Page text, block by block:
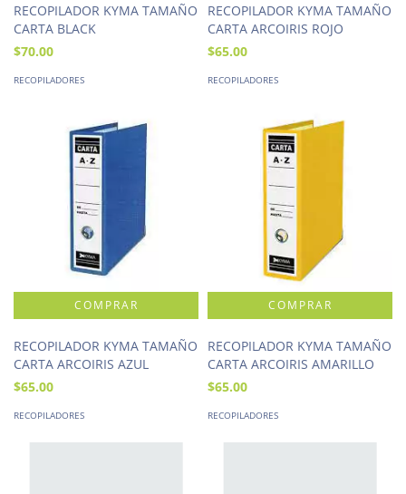
RECOPILADOR KYMA TAMAÑO
CARTA BLACK
$70.00
RECOPILADORES
RECOPILADOR KYMA TAMAÑO
CARTA ARCOIRIS ROJO
$65.00
RECOPILADORES
RECOPILADOR KYMA TAMAÑO
CARTA ARCOIRIS AZUL
$65.00
RECOPILADORES
RECOPILADOR KYMA TAMAÑO
CARTA ARCOIRIS AMARILLO
$65.00
RECOPILADORES